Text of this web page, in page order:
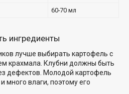
60-70 мл
ингредиенты
лучше выбирать картофель с
крахмала. Клубни должны быть
дефектов. Молодой картофель
много влаги, поэтому его